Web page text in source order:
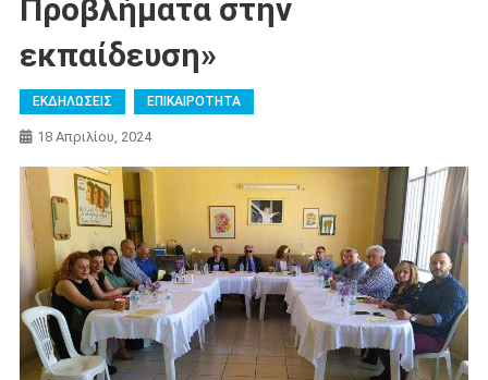
Προβλήματα στην
εκπαίδευση»
ΕΚΔΗΛΩΣΕΙΣ ΕΠΙΚΑΙΡΟΤΗΤΑ
18 Απριλίου, 2024